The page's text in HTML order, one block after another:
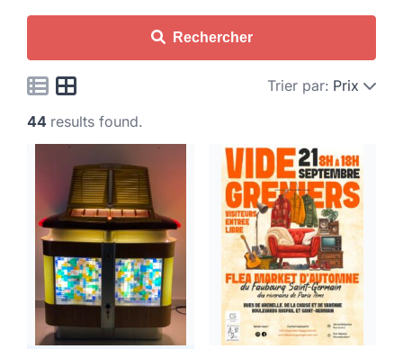
Rechercher
Trier par: Prix
44 results found.